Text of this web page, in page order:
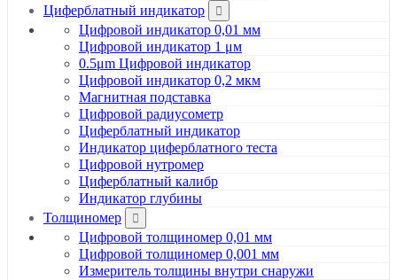
Циферблатный индикатор
Цифровой индикатор 0,01 мм
Цифровой индикатор 1 μм
0.5μm Цифровой индикатор
Цифровой индикатор 0,2 мкм
Магнитная подставка
Цифровой радиусометр
Циферблатный индикатор
Индикатор циферблатного теста
Цифровой нутромер
Циферблатный калибр
Индикатор глубины
Толщиномер
Цифровой толщиномер 0,01 мм
Цифровой толщиномер 0,001 мм
Измеритель толщины внутри снаружи